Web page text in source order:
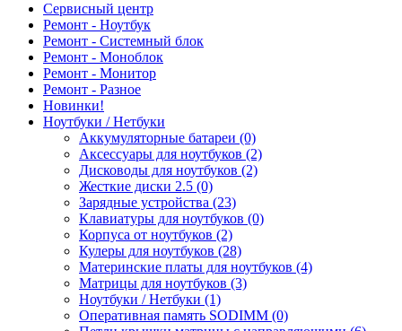
Сервисный центр
Ремонт - Ноутбук
Ремонт - Системный блок
Ремонт - Моноблок
Ремонт - Монитор
Ремонт - Разное
Новинки!
Ноутбуки / Нетбуки
Аккумуляторные батареи (0)
Аксессуары для ноутбуков (2)
Дисководы для ноутбуков (2)
Жесткие диски 2.5 (0)
Зарядные устройства (23)
Клавиатуры для ноутбуков (0)
Корпуса от ноутбуков (2)
Кулеры для ноутбуков (28)
Материнские платы для ноутбуков (4)
Матрицы для ноутбуков (3)
Ноутбуки / Нетбуки (1)
Оперативная память SODIMM (0)